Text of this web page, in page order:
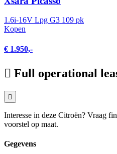
1.6i-16V Lpg G3 109 pk
Kopen
€ 1.950,-
Full operational
Interesse in deze Citroën? Vraag
voorstel op maat.
Gegevens